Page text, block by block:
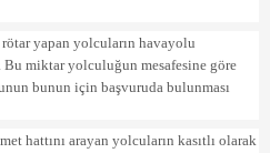
yapan yolcuların havayolu
miktar yolculuğun mesafesine göre
bunun için başvuruda bulunması
hattını arayan yolcuların kasıtlı olarak